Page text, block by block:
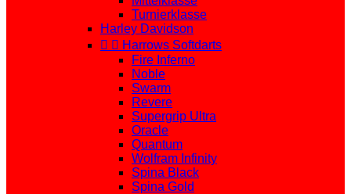
Turnierklasse
Harley Davidson
  Harrows Softdarts
Fire Inferno
Noble
Swarm
Revere
Supergrip Ultra
Oracle
Quantum
Wolfram Infinity
Spina Black
Spina Gold